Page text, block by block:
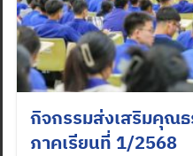
กิจกรรมส่งเสริมคุณธ
ภาคเรียนที่ 1/2568